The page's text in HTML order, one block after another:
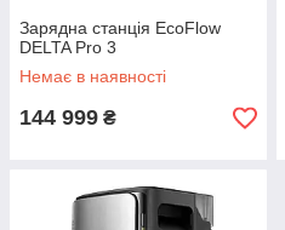
Зарядна станція EcoFlow
DELTA Pro 3
Немає в наявності
144 999 ₴